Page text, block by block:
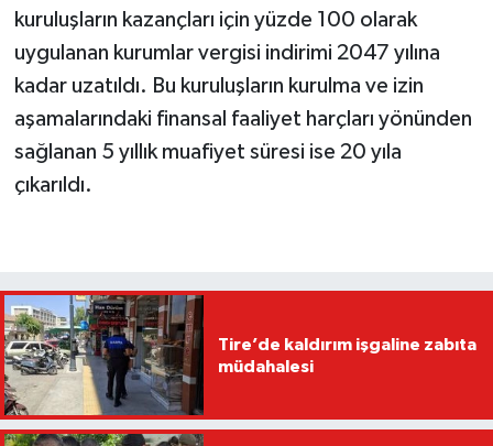
kuruluşların kazançları için yüzde 100 olarak
uygulanan kurumlar vergisi indirimi 2047 yılına
kadar uzatıldı. Bu kuruluşların kurulma ve izin
aşamalarındaki finansal faaliyet harçları yönünden
sağlanan 5 yıllık muafiyet süresi ise 20 yıla
çıkarıldı.
Tire’de kaldırım işgaline zabıta
müdahalesi